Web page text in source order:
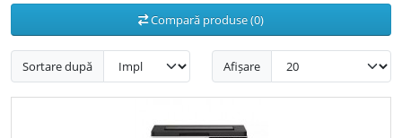
Compară produse (0)
Sortare după Afișare